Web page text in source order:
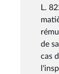
L.
de
cas